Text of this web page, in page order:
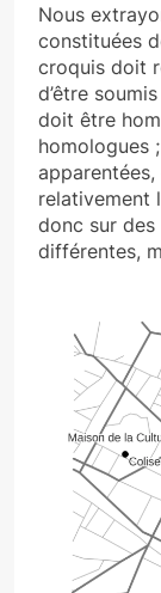
Nous
constituées
croquis doit
d’être
doit être
homologues
relativement
donc sur
différentes,